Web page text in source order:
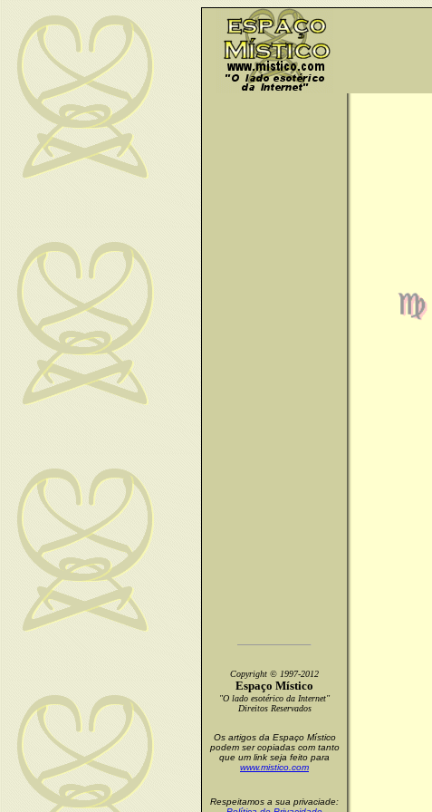
Copyright © 1997-2012
Espaço Místico
"O lado esotérico da Internet"
Direitos Reservados
Os artigos da Espaço Místico
podem ser copiadas com tanto
que um link seja feito para
www.mistico.com
Respeitamos a sua privaciade: